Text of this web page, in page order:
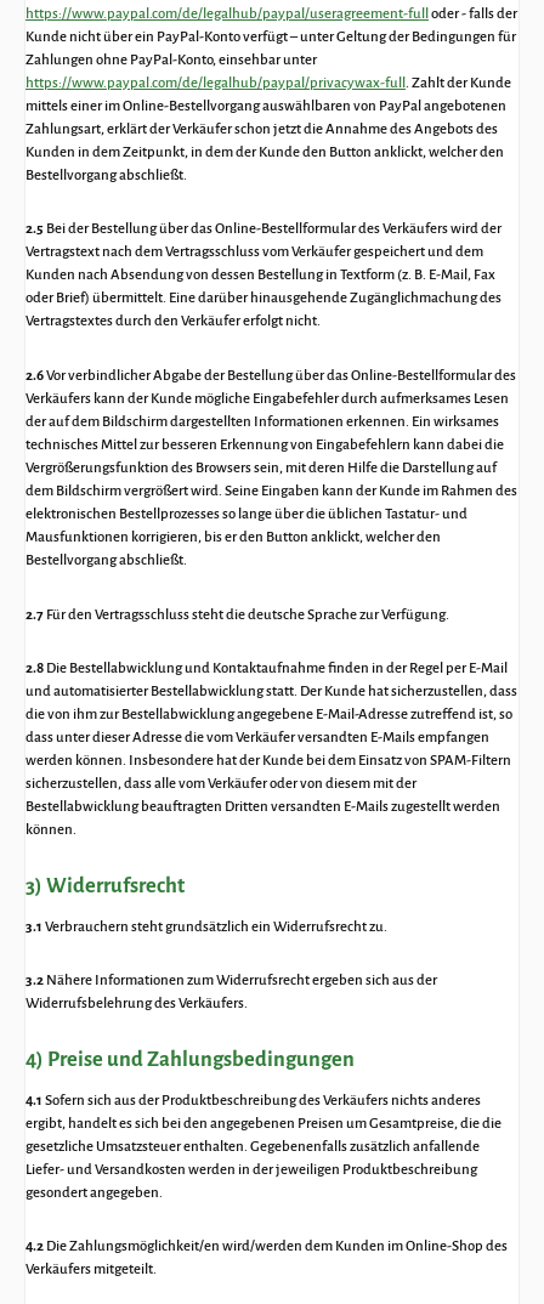
https://www.paypal.com/de/legalhub/paypal/useragreement-full
oder - falls der
Kunde nicht über ein PayPal-Konto verfügt – unter Geltung der Bedingungen für
Zahlungen ohne PayPal-Konto, einsehbar unter
https://www.paypal.com/de/legalhub/paypal/privacywax-full . Zahlt der Kunde
mittels einer im Online-Bestellvorgang auswählbaren von PayPal angebotenen
Zahlungsart, erklärt der Verkäufer schon jetzt die Annahme des Angebots des
Kunden in dem Zeitpunkt, in dem der Kunde den Button anklickt, welcher den
Bestellvorgang abschließt.
2.5 Bei der Bestellung über das Online-Bestellformular des Verkäufers wird der
Vertragstext nach dem Vertragsschluss vom Verkäufer gespeichert und dem
Kunden nach Absendung von dessen Bestellung in Textform (z. B. E-Mail, Fax
oder Brief) übermittelt. Eine darüber hinausgehende Zugänglichmachung des
Vertragstextes durch den Verkäufer erfolgt nicht.
2.6Vor verbindlicher Abgabe der Bestellung über das Online-Bestellformular des
Verkäufers kann der Kunde mögliche Eingabefehler durch aufmerksames Lesen
der auf dem Bildschirm dargestellten Informationen erkennen. Ein wirksames
technisches Mittel zur besseren Erkennung von Eingabefehlern kann dabei die
Vergrößerungsfunktion des Browsers sein, mit deren Hilfe die Darstellung auf
dem Bildschirm vergrößert wird. Seine Eingaben kann der Kunde im Rahmen des
elektronischen Bestellprozesses so lange über die üblichen Tastatur- und
Mausfunktionen korrigieren, bis er den Button anklickt, welcher den
Bestellvorgang abschließt.
2.7 Für den Vertragsschluss steht die deutsche Sprache zur Verfügung.
2.8 Die Bestellabwicklung und Kontaktaufnahme finden in der Regel per E-Mail
und automatisierter Bestellabwicklung statt. Der Kunde hat sicherzustellen, dass
die von ihm zur Bestellabwicklung angegebene E-Mail-Adresse zutreffend ist, so
dass unter dieser Adresse die vom Verkäufer versandten E-Mails empfangen
werden können. Insbesondere hat der Kunde bei dem Einsatz von SPAM-Filtern
sicherzustellen, dass alle vom Verkäufer oder von diesem mit der
Bestellabwicklung beauftragten Dritten versandten E-Mails zugestellt werden
können.
3) Widerrufsrecht
3.1 Verbrauchern steht grundsätzlich ein Widerrufsrecht zu.
3.2 Nähere Informationen zum Widerrufsrecht ergeben sich aus der
Widerrufsbelehrung des Verkäufers.
4) Preise und Zahlungsbedingungen
4.1 Sofern sich aus der Produktbeschreibung des Verkäufers nichts anderes
ergibt, handelt es sich bei den angegebenen Preisen um Gesamtpreise, die die
gesetzliche Umsatzsteuer enthalten. Gegebenenfalls zusätzlich anfallende
Liefer- und Versandkosten werden in der jeweiligen Produktbeschreibung
gesondert angegeben.
4.2 Die Zahlungsmöglichkeit/en wird/werden dem Kunden im Online-Shop des
Verkäufers mitgeteilt.